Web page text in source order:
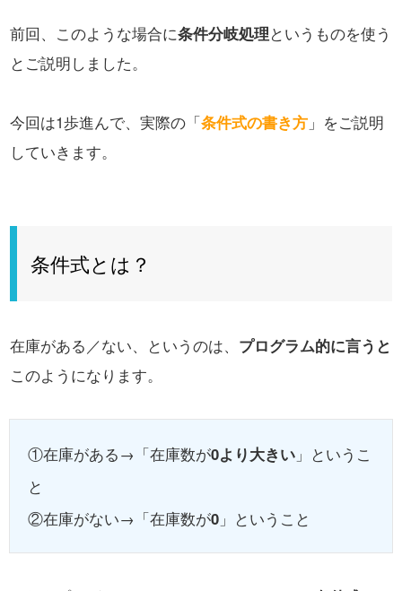
前回、このような場合に条件分岐処理というものを使う
とご説明しました。
今回は1歩進んで、実際の「条件式の書き方 」をご説明
していきます。
条件式とは？
在庫がある／ない、というのは、 プログラム的に言うと
このようになります。
①在庫がある→「在庫数が0より大きい 」というこ
と
②在庫がない→「在庫数が0 」ということ